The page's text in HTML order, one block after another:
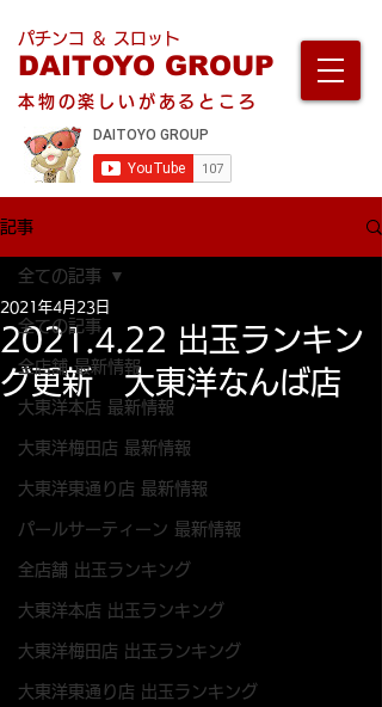
パチンコ ＆ スロット
DAITOYO GROUP
本物の楽しいがあるところ
記事
全ての記事
全店舗 最新情報
大東洋本店 最新情報
大東洋梅田店 最新情報
大東洋東通り店 最新情報
パールサーティーン 最新情報
全店舗 出玉ランキング
大東洋本店 出玉ランキング
大東洋梅田店 出玉ランキング
大東洋東通り店 出玉ランキング
全ての記事
2021.4.22 出玉ランキン
グ更新 大東洋なんば店
2021年4月23日